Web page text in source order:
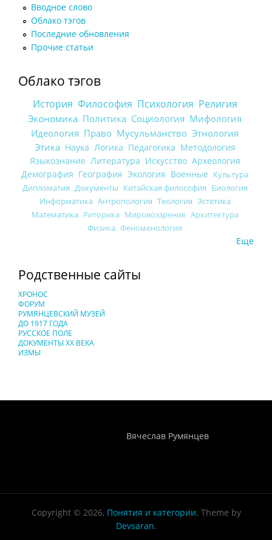
Вводное слово
Облако тэгов
Последние обновления
Прочие статьи
Облако тэгов
История Философия Психология Религия
Экономика Политика Социология Мифология
Идеология Право Мусульманство Этнология
Этика Наука Логика Педагогика Методология
Языкознание Литература Искусство Археология
Демография География Экология Военные Культура
Дипломатия Документы Китайская философия Биология
Информатика Антропология Теология Эстетика
Математика Риторика Мировоззрение Архитектура
Физика Феноменология
Еще
Родственные сайты
ХРОНОС
ФОРУМ
РУМЯНЦЕВСКИЙ МУЗЕЙ
ДО 1917 ГОДА
РУССКОЕ ПОЛЕ
ДОКУМЕНТЫ XX ВЕКА
ИЗМЫ
Вячеслав Румянцев
Copyright © 2026, Понятия и категории. Theme by
Devsaran.